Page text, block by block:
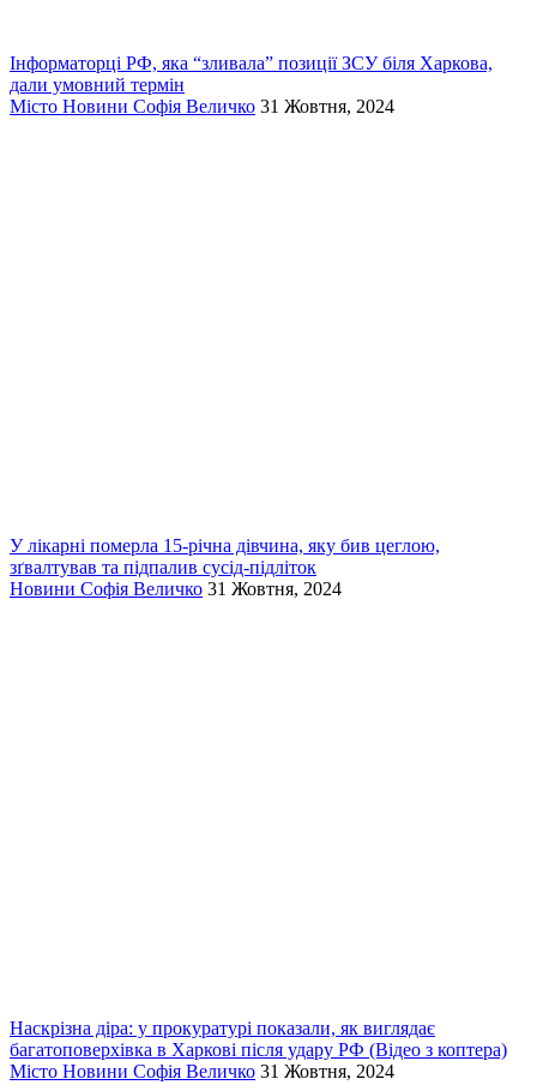
Інформаторці РФ, яка “зливала” позиції ЗСУ біля Харкова,
дали умовний термін
Місто Новини Софія Величко 31 Жовтня, 2024
У лікарні померла 15-річна дівчина, яку бив цеглою,
зґвалтував та підпалив сусід-підліток
Новини Софія Величко 31 Жовтня, 2024
Наскрізна діра: у прокуратурі показали, як виглядає
багатоповерхівка в Харкові після удару РФ (Відео з коптера)
Місто Новини Софія Величко 31 Жовтня, 2024